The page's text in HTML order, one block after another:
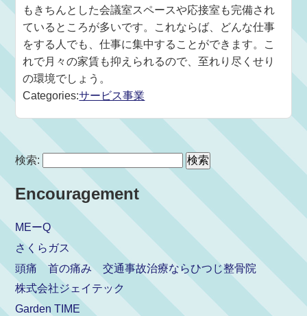
もきちんとした会議室スペースや応接室も完備され
ているところが多いです。これならば、どんな仕事
をする人でも、仕事に集中することができます。こ
れで月々の家賃も抑えられるので、至れり尽くせり
の環境でしょう。
Categories:サービス事業
検索:
Encouragement
MEーQ
さくらガス
頭痛 首の痛み 交通事故治療ならひつじ整骨院
株式会社ジェイテック
Garden TIME